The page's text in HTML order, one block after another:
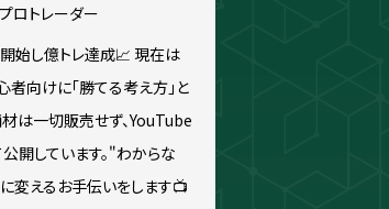
プロトレーダー
始し億トレ達成📈 現在は
向けに「勝てる考え方」と
は一切販売せず、YouTube
開しています。"わからな
変えるお手伝いをします📺